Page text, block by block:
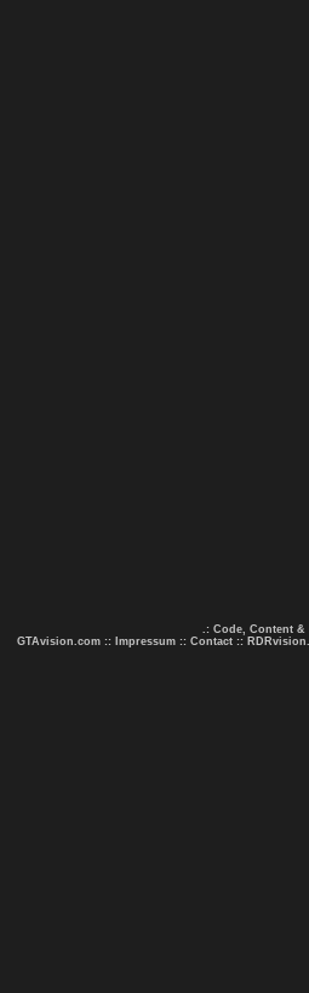
.: Code, Content &
GTAvision.com :: Impressum :: Contact ::